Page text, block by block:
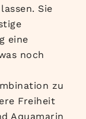
Sie
eine
noch
zu
Freiheit
Aquamarin